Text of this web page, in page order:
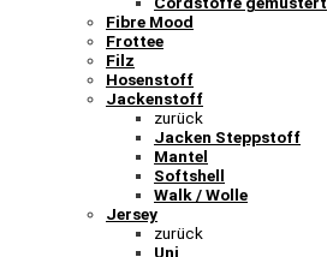
Fibre Mood
Frottee
Filz
Hosenstoff
Jackenstoff
zurück
Jacken Steppstoff
Mantel
Softshell
Walk / Wolle
Jersey
zurück
Uni